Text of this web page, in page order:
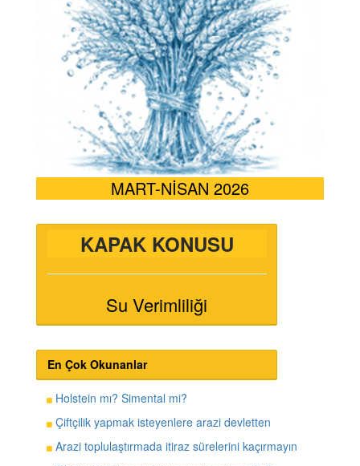
MART-NİSAN 2026
KAPAK KONUSU
Su Verimliliği
En Çok Okunanlar
Holstein mı? Simental mi?
Çiftçilik yapmak isteyenlere arazi devletten
Arazi toplulaştırmada itiraz sürelerini kaçırmayın